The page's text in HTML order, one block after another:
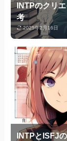
INTPのクリ
考
2025年2月16日
INTPとISFJ